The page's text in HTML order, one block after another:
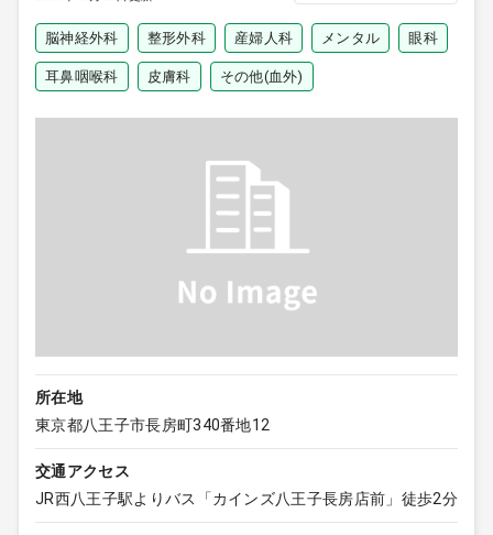
脳神経外科 整形外科 産婦人科 メンタル 眼科
耳鼻咽喉科 皮膚科 その他(血外)
所在地
東京都八王子市長房町340番地12
交通アクセス
JR西八王子駅よりバス「カインズ八王子長房店前」徒歩2分